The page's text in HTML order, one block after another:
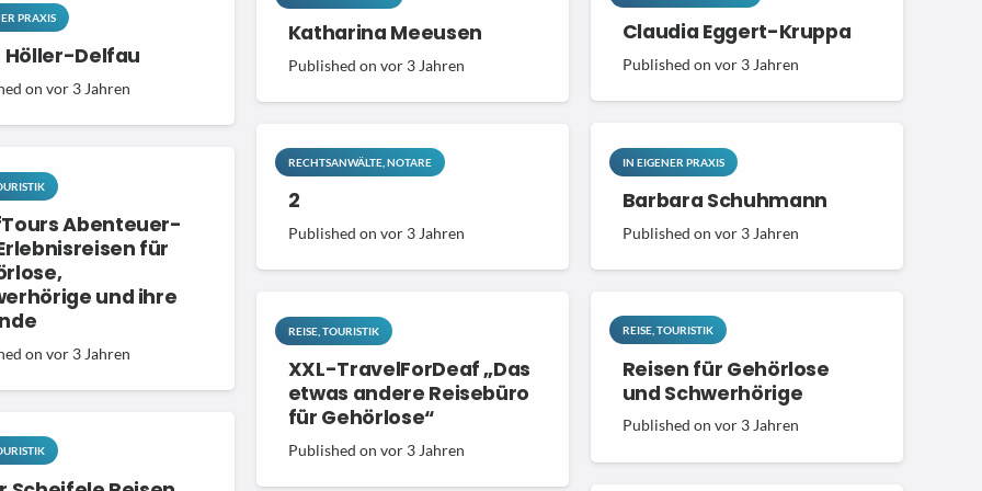
Claudia Eggert-Kruppa
Published on vor 3 Jahren
Katharina Meeusen
Published on vor 3 Jahren
PRAXIS
Höller-Delfau
on vor 3 Jahren
IN EIGENER PRAXIS
Barbara Schuhmann
Published on vor 3 Jahren
RECHTSANWÄLTE, NOTARE
2
Published on vor 3 Jahren
Abenteuer-
für
und ihre
on vor 3 Jahren
REISE, TOURISTIK
Reisen für Gehörlose
und Schwerhörige
Published on vor 3 Jahren
REISE, TOURISTIK
XXL-TravelForDeaf „Das
etwas andere Reisebüro
für Gehörlose“
Published on vor 3 Jahren
JETZT SPENDEN!
IBAN: DE87 1002 0500 0007 4704 04
Verwendungszweck: „Spende“
Fördermitgliedschaft
Interesse an der Fördermitgliedschaft?
HIER KLICKEN!
Deutscher Gehörlosen-Bund e.V.
Postfach 3
FAQ & KONTAKT